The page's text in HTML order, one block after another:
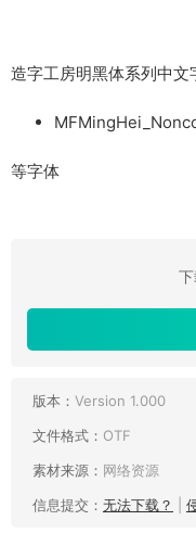
造字工房明黑体系列中文
等字体
版本： Version 1.000
文件格式： OTF
素材来源： 网络资源
信息提交： 无法下载？